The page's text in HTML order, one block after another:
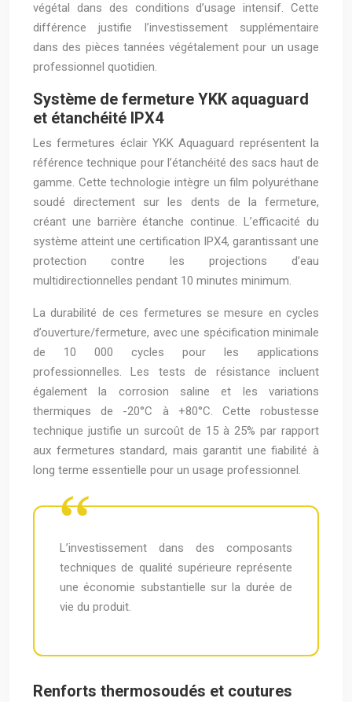
végétal dans des conditions d’usage intensif. Cette
différence justifie l’investissement supplémentaire
dans des pièces tannées végétalement pour un usage
professionnel quotidien.
Système de fermeture YKK aquaguard
et étanchéité IPX4
Les fermetures éclair YKK Aquaguard représentent la
référence technique pour l’étanchéité des sacs haut de
gamme. Cette technologie intègre un film polyuréthane
soudé directement sur les dents de la fermeture,
créant une barrière étanche continue. L’efficacité du
système atteint une certification IPX4, garantissant une
protection contre les projections d’eau
multidirectionnelles pendant 10 minutes minimum.
La durabilité de ces fermetures se mesure en cycles
d’ouverture/fermeture, avec une spécification minimale
de 10 000 cycles pour les applications
professionnelles. Les tests de résistance incluent
également la corrosion saline et les variations
thermiques de -20°C à +80°C. Cette robustesse
technique justifie un surcoût de 15 à 25% par rapport
aux fermetures standard, mais garantit une fiabilité à
long terme essentielle pour un usage professionnel.
L’investissement dans des composants
techniques de qualité supérieure représente
une économie substantielle sur la durée de
vie du produit.
Renforts thermosoudés et coutures